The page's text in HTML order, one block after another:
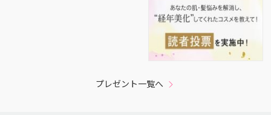
プレゼント一覧へ